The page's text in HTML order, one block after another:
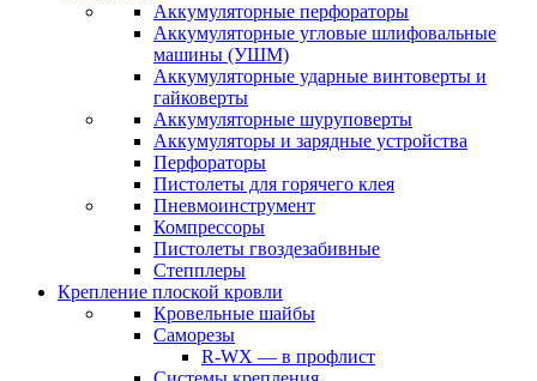
Аккумуляторные перфораторы
Аккумуляторные угловые шлифовальные
машины (УШМ)
Аккумуляторные ударные винтоверты и
гайковерты
Аккумуляторные шуруповерты
Аккумуляторы и зарядные устройства
Перфораторы
Пистолеты для горячего клея
Пневмоинструмент
Компрессоры
Пистолеты гвоздезабивные
Степплеры
Крепление плоской кровли
Кровельные шайбы
Саморезы
R-WX — в профлист